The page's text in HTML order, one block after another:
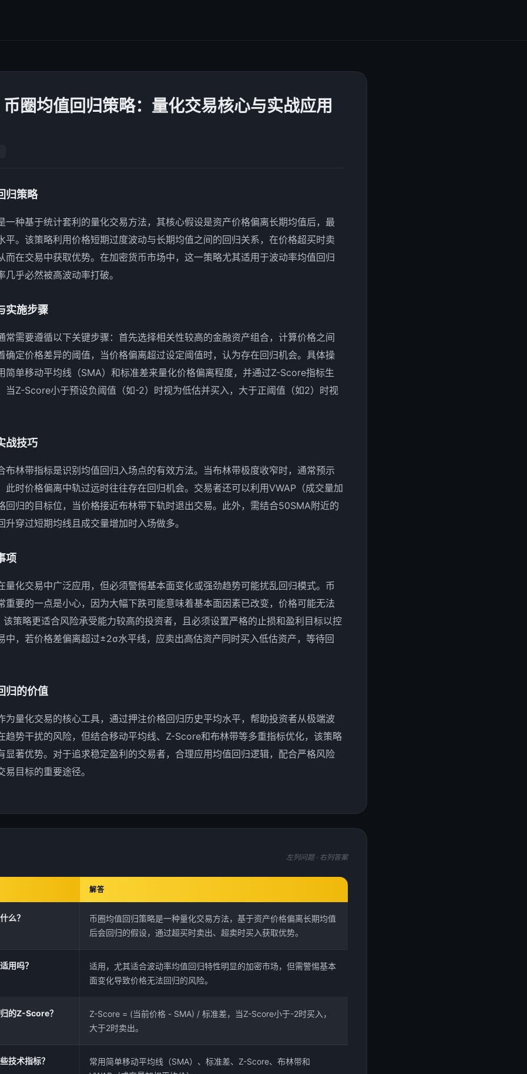
圈均值回归策略：量化交易核心与实战应用
归策略
一种基于统计套利的量化交易方法，其核心假设是资产价格偏离长期均值后，最
平。该策略利用价格短期过度波动与长期均值之间的回归关系，在价格超买时卖
而在交易中获取优势。在加密货币市场中，这一策略尤其适用于波动率均值回归
乎必然被高波动率打破。
实施步骤
常需要遵循以下关键步骤：首先选择相关性较高的金融资产组合，计算价格之间
确定价格差异的阈值，当价格偏离超过设定阈值时，认为存在回归机会。具体操
简单移动平均线（SMA）和标准差来量化价格偏离程度，并通过Z-Score指标生
当Z-Score小于预设负阈值（如-2）时视为低估并买入，大于正阈值（如2）时视
战技巧
布林带指标是识别均值回归入场点的有效方法。当布林带极度收窄时，通常预示
此时价格偏离中轨过远时往往存在回归机会。交易者还可以利用VWAP（成交量加
回归的目标位，当价格接近布林带下轨时退出交易。此外，需结合50SMA附近的
升穿过短期均线且成交量增加时入场做多。
项
量化交易中广泛应用，但必须警惕基本面变化或强劲趋势可能扰乱回归模式。币
重要的一点是小心，因为大幅下跌可能意味着基本面因素已改变，价格可能无法
该策略更适合风险承受能力较高的投资者，且必须设置严格的止损和盈利目标以控
中，若价格差偏离超过±2σ水平线，应卖出高估资产同时买入低估资产，等待回
归的价值
为量化交易的核心工具，通过押注价格回归历史平均水平，帮助投资者从极端波
趋势干扰的风险，但结合移动平均线、Z-Score和布林带等多重指标优化，该策略
显著优势。对于追求稳定盈利的交易者，合理应用均值回归逻辑，配合严格风险
目标的重要途径。
左列问题 · 右列答案
解答
么？
币圈均值回归策略是一种量化交易方法，基于资产价格偏离长期均值
后会回归的假设，通过超买时卖出、超卖时买入获取优势。
用吗？
适用，尤其适合波动率均值回归特性明显的加密市场，但需警惕基本
面变化导致价格无法回归的风险。
的Z-Score？
Z-Score = (当前价格 - SMA) / 标准差，当Z-Score小于-2时买入，
大于2时卖出。
技术指标？
常用简单移动平均线（SMA）、标准差、Z-Score、布林带和